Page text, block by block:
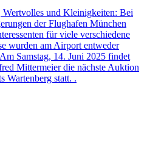
und Kleinigkeiten: Bei
der Flughafen München
für viele verschiedene
wurden am Airport entweder
Samstag, 14. Juni 2025 findet
Mittermeier die nächste Auktion
Wartenberg statt. .